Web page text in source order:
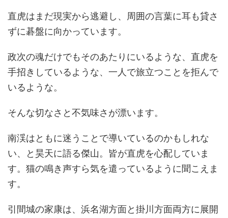
直虎はまだ現実から逃避し、周囲の言葉に耳も貸さ
ずに碁盤に向かっています。
政次の魂だけでもそのあたりにいるような、直虎を
手招きしているような、一人で旅立つことを拒んで
いるような。
そんな切なさと不気味さが漂います。
南渓はともに迷うことで導いているのかもしれな
い、と昊天に語る傑山。皆が直虎を心配していま
す。猫の鳴き声すら気を遣っているように聞こえま
す。
引間城の家康は、浜名湖方面と掛川方面両方に展開